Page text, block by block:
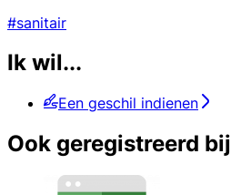
#sanitair
Ik wil...
Een geschil indienen
Ook geregistreerd bij